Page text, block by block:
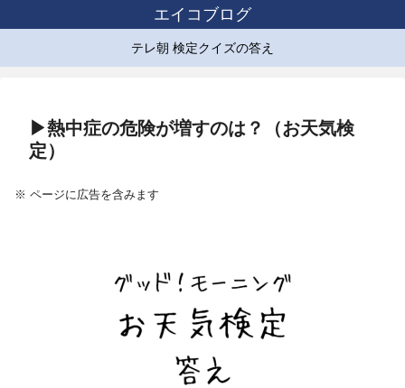
エイコブログ
テレ朝 検定クイズの答え
▶熱中症の危険が増すのは？（お天気検
定）
※ ページに広告を含みます